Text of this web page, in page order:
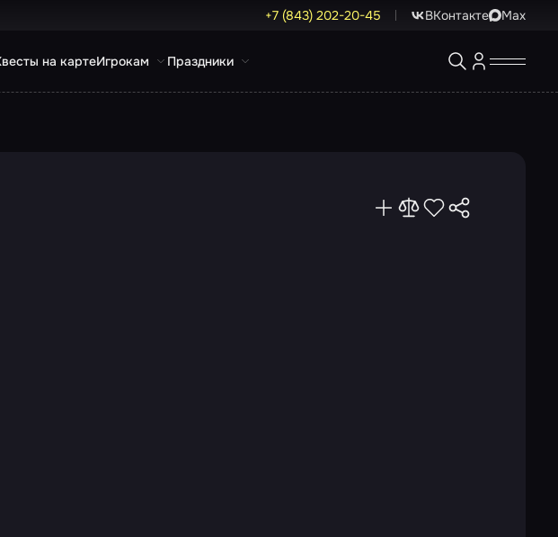
+7 (843) 202-20-45 ВКонтакте Max
на картеИгрокам Праздники